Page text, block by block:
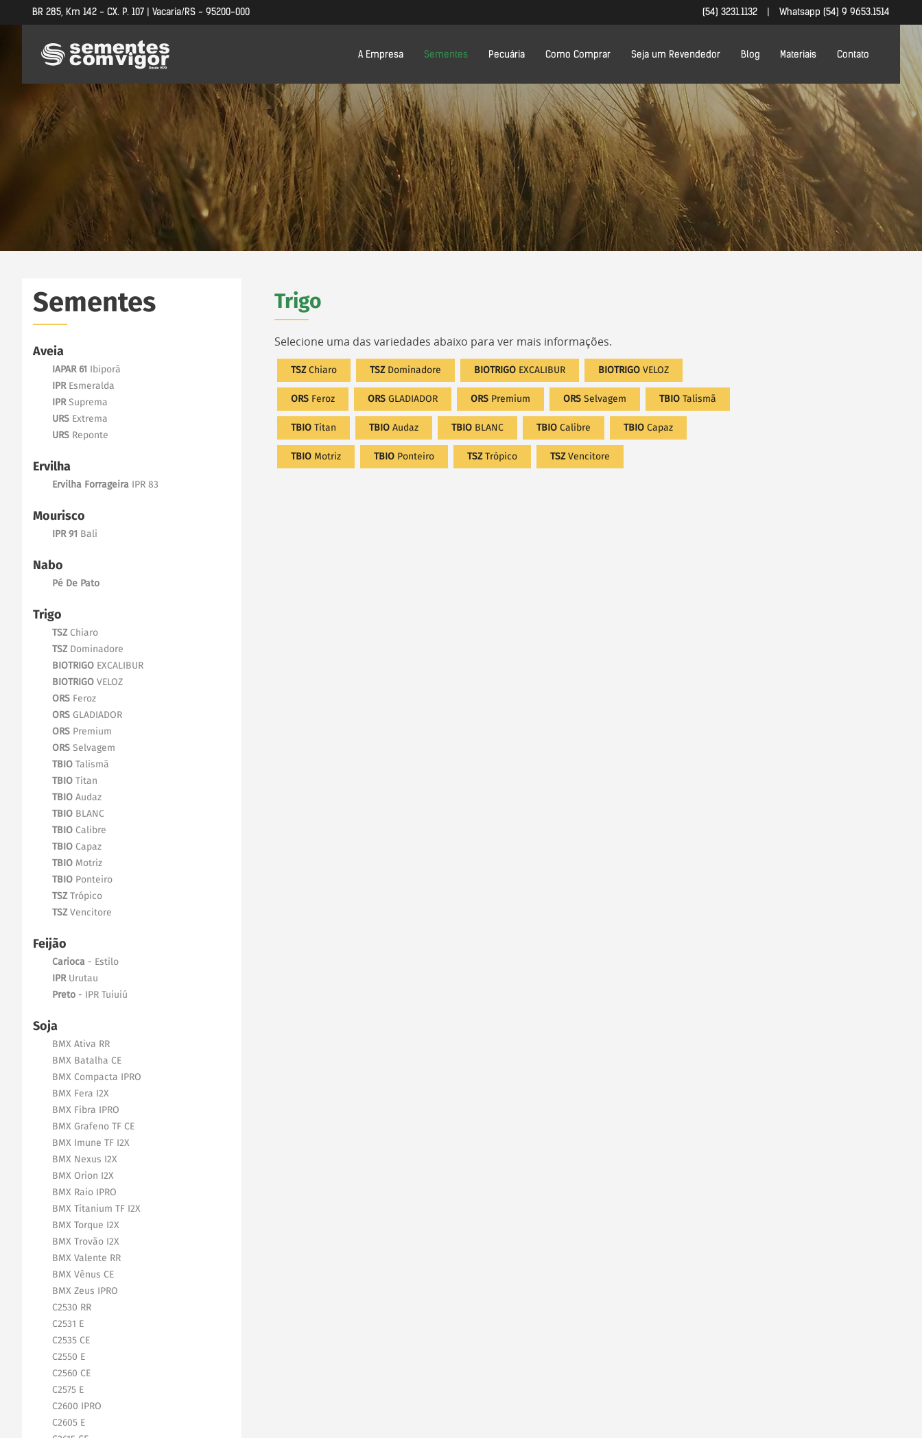
BR 285, Km 142 - CX. P. 107 | Vacaria/RS - 95200-000 (54) 3231.1132 | Whatsapp (54) 9 9653.1514
A Empresa Sementes Pecuária Como Comprar Seja um Revendedor Blog Materiais Contato
Sementes
Aveia
IAPAR 61
Ibiporã
IPREsmeralda
IPRSuprema
URS Extrema
URS Reponte
Ervilha
Ervilha Forrageira IPR 83
Mourisco
IPR 91 Bali
Nabo
Pé De Pato
Trigo
TSZChiaro
TSZ Dominadore
BIOTRIGO EXCALIBUR
BIOTRIGO VELOZ
ORS Feroz
ORS GLADIADOR
ORS Premium
ORS Selvagem
TBIOTalismã
TBIOTitan
TBIO Audaz
TBIO BLANC
TBIO Calibre
TBIO Capaz
TBIO Motriz
TBIO Ponteiro
TSZTrópico
TSZ Vencitore
Feijão
Carioca - Estilo
IPRUrutau
Preto - IPR Tuiuiú
Soja
BMX Ativa RR
BMX Batalha CE
BMX Compacta IPRO
BMX Fera I2X
BMX Fibra IPRO
BMX Grafeno TF CE
BMX Imune TF I2X
BMX Nexus I2X
BMX Orion I2X
BMX Raio IPRO
BMX Titanium TF I2X
BMX Torque I2X
BMX Trovão I2X
BMX Valente RR
BMX Vênus CE
BMX Zeus IPRO
C2530 RR
C2531 E
C2535 CE
C2550 E
C2560 CE
C2575 E
C2600 IPRO
C2605 E
Trigo
Selecione uma das variedades abaixo para ver mais informações.
TSZ Chiaro TSZ Dominadore BIOTRIGO EXCALIBUR BIOTRIGO VELOZ
ORS Feroz ORS GLADIADOR ORS Premium ORS Selvagem TBIO Talismã
TBIO Titan TBIO Audaz TBIO BLANC TBIO Calibre TBIO Capaz
TBIO Motriz TBIO Ponteiro TSZ Trópico TSZVencitore